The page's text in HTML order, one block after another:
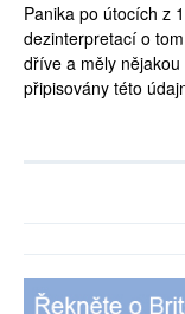
Panika po útocích z
dezinterpretací o
dříve a měly
připisovány této